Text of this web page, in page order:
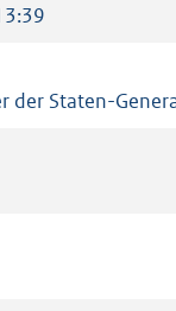
der Staten-